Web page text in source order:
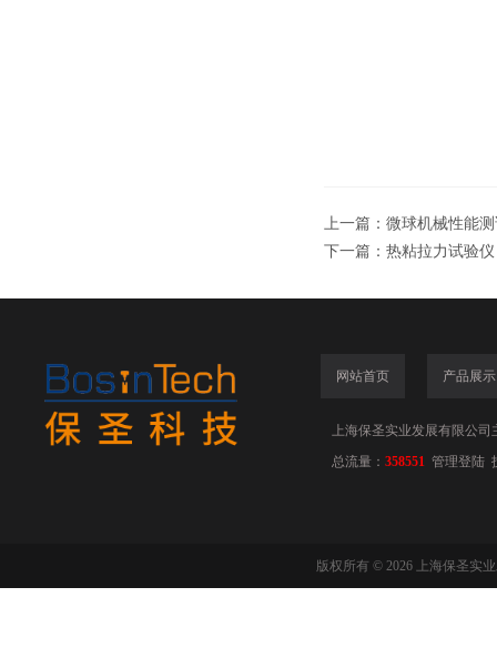
上一篇： 微球机械性能
下一篇： 热粘拉力试验仪
网站首页 产品展示
上海保圣实业发展有限公司
总流量： 358551 管理登陆
版权所有 © 2026 上海保圣实